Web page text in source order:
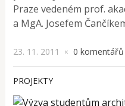
Praze vedeném prof.
a MgA. Josefem
23. 11. 2011 × 0 komentářů
PROJEKTY